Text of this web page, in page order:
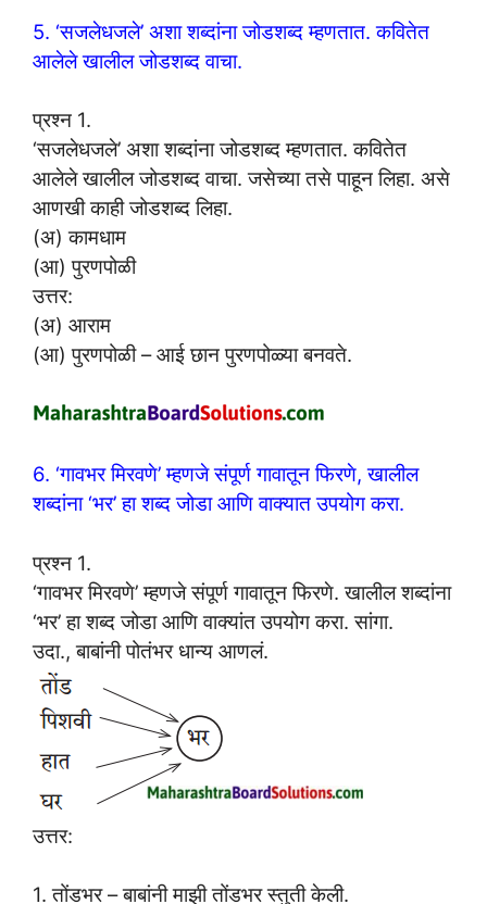
5. ‘सजलेधजले’ अशा शब्दांना जोडशब्द म्हणतात. कवितेत
आलेले खालील जोडशब्द वाचा.
प्रश्न 1.
‘सजलेधजले’ अशा शब्दांना जोडशब्द म्हणतात. कवितेत
आलेले खालील जोडशब्द वाचा. जसेच्या तसे पाहून लिहा. असे
आणखी काही जोडशब्द लिहा.
(अ) कामधाम
(आ) पुरणपोळी
उत्तर:
(अ) आराम
(आ) पुरणपोळी – आई छान पुरणपोळ्या बनवते.
6. ‘गावभर मिरवणे’ म्हणजे संपूर्ण गावातून फिरणे, खालील
शब्दांना ‘भर’ हा शब्द जोडा आणि वाक्यात उपयोग करा.
प्रश्न 1.
‘गावभर मिरवणे’ म्हणजे संपूर्ण गावातून फिरणे. खालील शब्दांना
‘भर’ हा शब्द जोडा आणि वाक्यांत उपयोग करा. सांगा.
उदा., बाबांनी पोतंभर धान्य आणलं.
उत्तर:
1. तोंडभर – बाबांनी माझी तोंडभर स्तुती केली.